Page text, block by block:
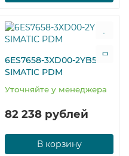
6ES7658-3XD00-2YB5
SIMATIC PDM
Уточняйте у менеджера
82 238 рублей
В корзину